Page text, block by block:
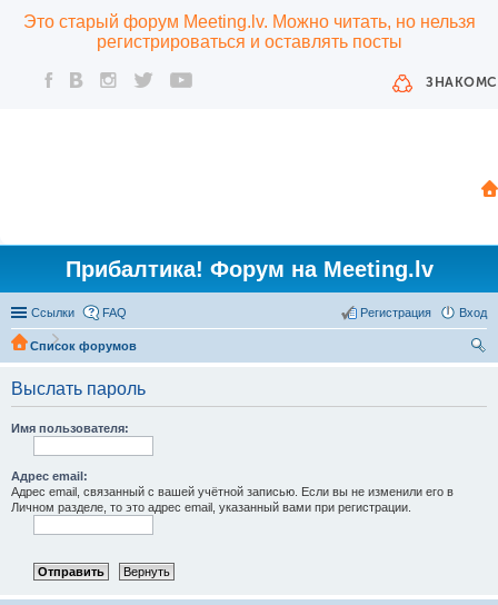
Это старый форум Meeting.lv. Можно читать, но нельзя
регистрироваться и оставлять посты
Прибалтика! Форум на Meeting.lv
Ссылки FAQ Вход
Регистрация
Список форумов
Выслать пароль
Имя пользователя:
Адрес email:
Адрес email, связанный с вашей учётной записью. Если вы не изменили его в
Личном разделе, то это адрес email, указанный вами при регистрации.